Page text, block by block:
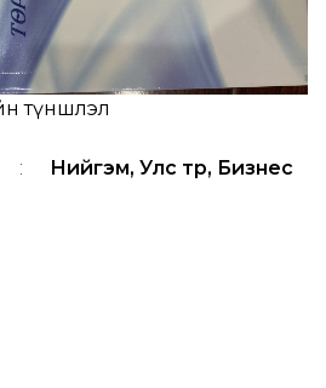
түншлэл
: Нийгэм, Улс төр, Бизнес